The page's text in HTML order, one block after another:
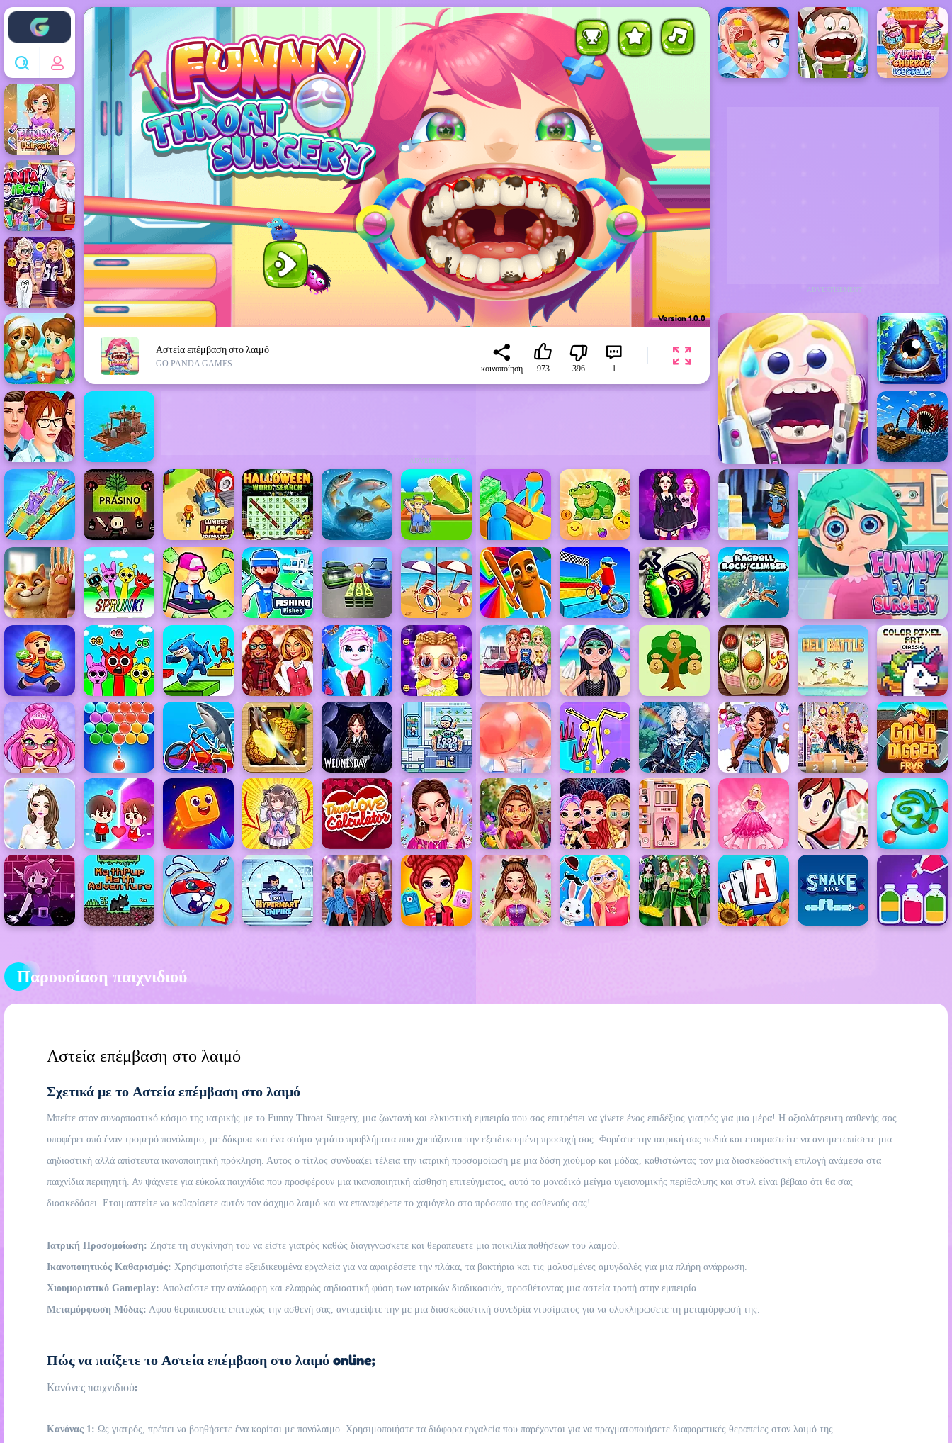
Enjoy4fun
ADVERTISEMENT
ADVERTISEMENT
Αστεία επέμβαση στο λαιμό
GO PANDA GAMES
κοινοποίηση 973 396 1
Παρουσίαση παιχνιδιού
Αστεία επέμβαση στο λαιμό
Σχετικά με το Αστεία επέμβαση στο λαιμό
Μπείτε στον συναρπαστικό κόσμο της ιατρικής με το Funny Throat Surgery, μια ζωντανή και ελκυστική εμπειρία που σας επιτρέπει να γίνετε ένας επιδέξιος γιατρός για μια μέρα! Η αξιολάτρευτη ασθενής σας
υποφέρει από έναν τρομερό πονόλαιμο, με δάκρυα και ένα στόμα γεμάτο προβλήματα που χρειάζονται την εξειδικευμένη προσοχή σας. Φορέστε την ιατρική σας ποδιά και ετοιμαστείτε να αντιμετωπίσετε μια
αηδιαστική αλλά απίστευτα ικανοποιητική πρόκληση. Αυτός ο τίτλος συνδυάζει τέλεια την ιατρική προσομοίωση με μια δόση χιούμορ και μόδας, καθιστώντας τον μια διασκεδαστική επιλογή ανάμεσα στα
παιχνίδια περιηγητή. Αν ψάχνετε για εύκολα παιχνίδια που προσφέρουν μια ικανοποιητική αίσθηση επιτεύγματος, αυτό το μοναδικό μείγμα υγειονομικής περίθαλψης και στυλ είναι βέβαιο ότι θα σας
διασκεδάσει. Ετοιμαστείτε να καθαρίσετε αυτόν τον άσχημο λαιμό και να επαναφέρετε το χαμόγελο στο πρόσωπο της ασθενούς σας!
Ιατρική Προσομοίωση: Ζήστε τη συγκίνηση του να είστε γιατρός καθώς διαγιγνώσκετε και θεραπεύετε μια ποικιλία παθήσεων του λαιμού.
Ικανοποιητικός Καθαρισμός: Χρησιμοποιήστε εξειδικευμένα εργαλεία για να αφαιρέσετε την πλάκα, τα βακτήρια και τις μολυσμένες αμυγδαλές για μια πλήρη ανάρρωση.
Χιουμοριστικό Gameplay: Απολαύστε την ανάλαφρη και ελαφρώς αηδιαστική φύση των ιατρικών διαδικασιών, προσθέτοντας μια αστεία τροπή στην εμπειρία.
Μεταμόρφωση Μόδας: Αφού θεραπεύσετε επιτυχώς την ασθενή σας, ανταμείψτε την με μια διασκεδαστική συνεδρία ντυσίματος για να ολοκληρώσετε τη μεταμόρφωσή της.
Πώς να παίξετε το Αστεία επέμβαση στο λαιμό online;
Κανόνες παιχνιδιού:
Κανόνας 1: Ως γιατρός, πρέπει να βοηθήσετε ένα κορίτσι με πονόλαιμο. Χρησιμοποιήστε τα διάφορα εργαλεία που παρέχονται για να πραγματοποιήσετε διαφορετικές θεραπείες στον λαιμό της.